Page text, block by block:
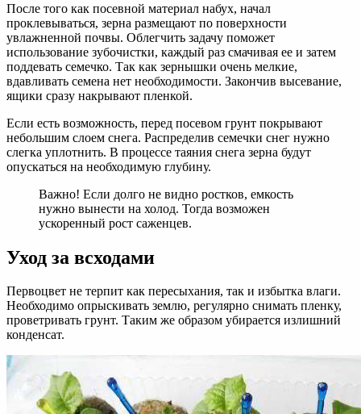
После того как посевной материал набух, начал
проклевываться, зерна размещают по поверхности
увлажненной почвы. Облегчить задачу поможет
использование зубочистки, каждый раз смачивая ее и затем
поддевать семечко. Так как зернышки очень мелкие,
вдавливать семена нет необходимости. Закончив высевание,
ящики сразу накрывают пленкой.
Если есть возможность, перед посевом грунт покрывают
небольшим слоем снега. Распределив семечки снег нужно
слегка уплотнить. В процессе таяния снега зерна будут
опускаться на необходимую глубину.
Важно! Если долго не видно ростков, емкость
нужно вынести на холод. Тогда возможен
ускоренный рост саженцев.
Уход за всходами
Первоцвет не терпит как пересыхания, так и избытка влаги.
Необходимо опрыскивать землю, регулярно снимать пленку,
проветривать грунт. Таким же образом убирается излишний
конденсат.